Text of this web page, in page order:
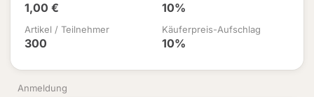
Anmeldung
1,00 € 10%
Artikel / Teilnehmer
300
Käuferpreis-Aufschlag
10%